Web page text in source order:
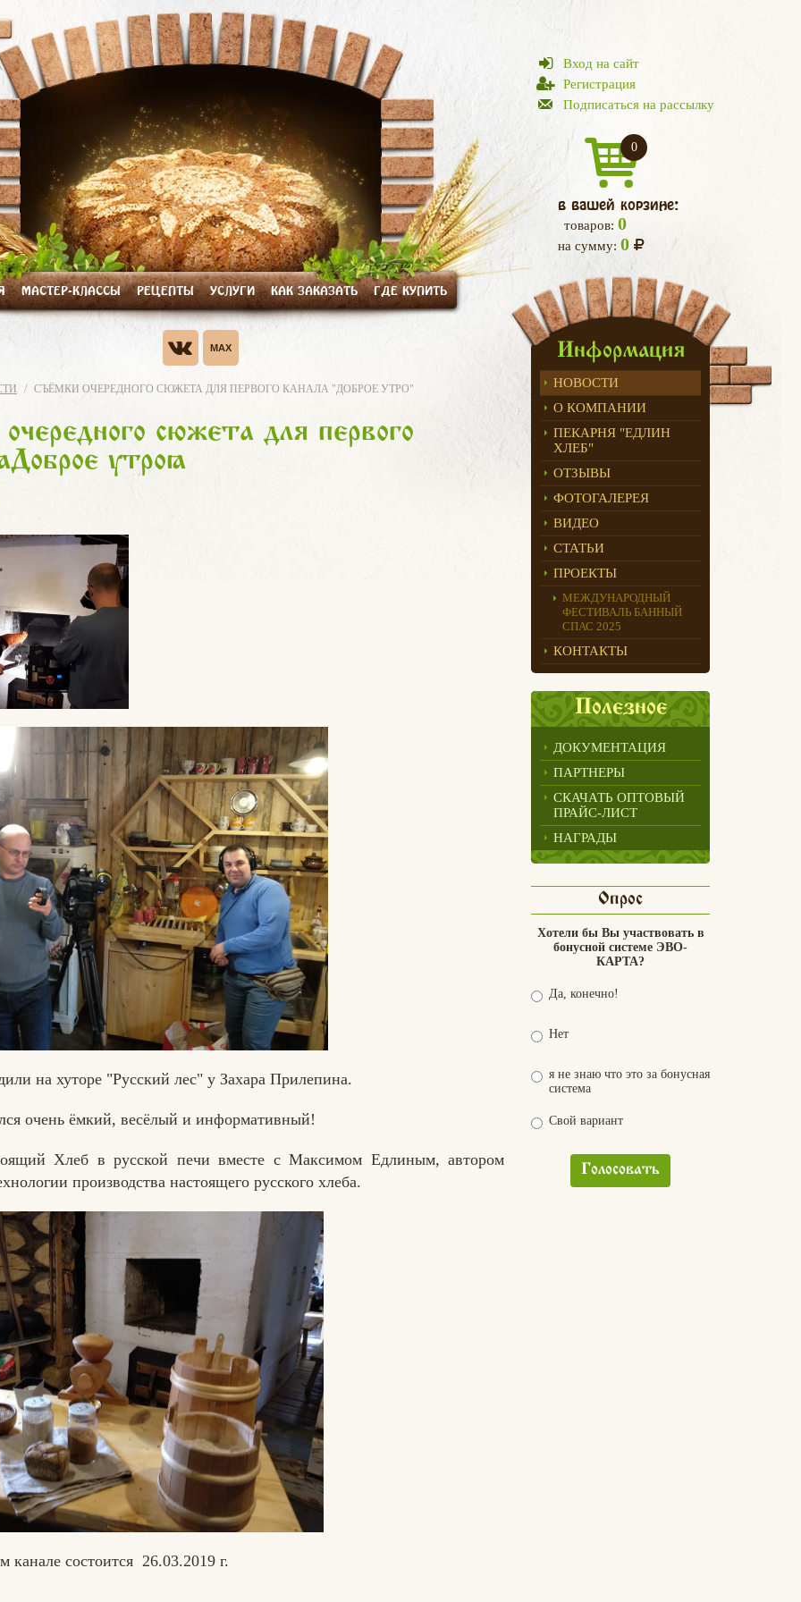
Вход на сайт
Регистрация
Подписаться на рассылку
0
в вашей корзине:
товаров: 0
на сумму: 0
МАСТЕР-КЛАССЫ РЕЦЕПТЫ УСЛУГИ КАК ЗАКАЗАТЬ ГДЕ КУПИТЬ
Информация
НОВОСТИ
О КОМПАНИИ
ПЕКАРНЯ "ЕДЛИН
ХЛЕБ"
ОТЗЫВЫ
ФОТОГАЛЕРЕЯ
ВИДЕО
СТАТЬИ
ПРОЕКТЫ
МЕЖДУНАРОДНЫЙ
ФЕСТИВАЛЬ БАННЫЙ
СПАС 2025
КОНТАКТЫ
Полезное
ДОКУМЕНТАЦИЯ
ПАРТНЕРЫ
СКАЧАТЬ ОПТОВЫЙ
ПРАЙС-ЛИСТ
НАГРАДЫ
Опрос
Хотели бы Вы участвовать в
бонусной системе ЭВО-
КАРТА?
Да, конечно!
Нет
я не знаю что это за бонусная
система
Свой вариант
Голосовать
Вконтакте
Max
СЪЁМКИ ОЧЕРЕДНОГО СЮЖЕТА ДЛЯ ПЕРВОГО КАНАЛА "ДОБРОЕ УТРО"
сюжета для первого
утро"
на хуторе "Русский лес" у Захара Прилепина.
очень ёмкий, весёлый и информативный!
Хлеб в русской печи вместе с Максимом Едлиным, автором
производства настоящего русского хлеба.
канале состоится 26.03.2019 г.